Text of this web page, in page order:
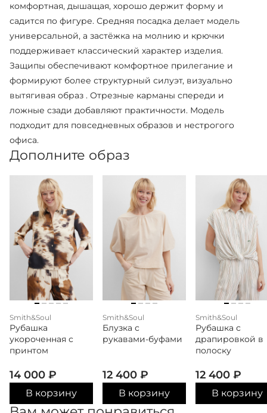
комфортная, дышащая, хорошо держит форму и
садится по фигуре. Средняя посадка делает модель
универсальной, а застёжка на молнию и крючки
поддерживает классический характер изделия.
Защипы обеспечивают комфортное прилегание и
формируют более структурный силуэт, визуально
вытягивая образ . Отрезные карманы спереди и
ложные сзади добавляют практичности. Модель
подходит для повседневных образов и нестрогого
офиса.
Дополните образ
Smith&Soul
Рубашка
укороченная с
принтом
14 000 ₽
В корзину
Smith&Soul
Блузка с
рукавами-буфами
12 400 ₽
В корзину
Smith&Soul
Рубашка с
драпировкой в
полоску
12 400 ₽
В корзину